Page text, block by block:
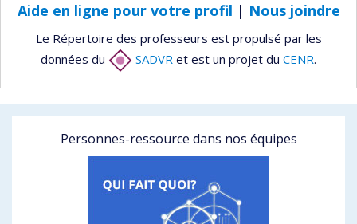
Aide en ligne pour votre profil | Nous joindre
Le Répertoire des professeurs est propulsé par les
données du
SADVR et est un projet du CENR.
Personnes-ressource dans nos équipes